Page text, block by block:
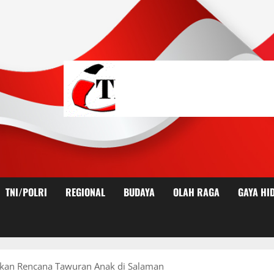
TNI/POLRI REGIONAL BUDAYA OLAH RAGA GAYA
Rencana Tawuran Anak di Salaman